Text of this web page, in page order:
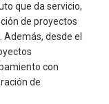
que da servicio,
de proyectos
desde el
con
de